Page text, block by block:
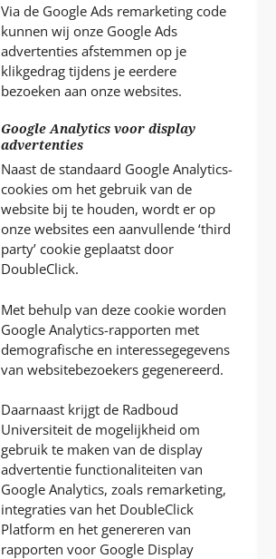
Via de Google Ads remarketing code
kunnen wij onze Google Ads
advertenties afstemmen op je
klikgedrag tijdens je eerdere
bezoeken aan onze websites.
Google Analytics voor display
advertenties
Naast de standaard Google Analytics-
cookies om het gebruik van de
website bij te houden, wordt er op
onze websites een aanvullende ‘third
party’ cookie geplaatst door
DoubleClick.
Met behulp van deze cookie worden
Google Analytics-rapporten met
demografische en interessegegevens
van websitebezoekers gegenereerd.
Daarnaast krijgt de Radboud
Universiteit de mogelijkheid om
gebruik te maken van de display
advertentie functionaliteiten van
Google Analytics, zoals remarketing,
integraties van het DoubleClick
Platform en het genereren van
rapporten voor Google Display